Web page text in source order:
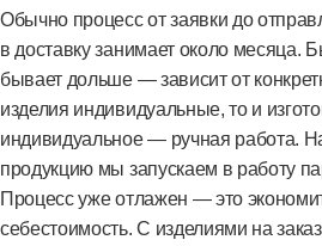
Обычно процесс от заявки до
в доставку занимает около месяца.
бывает дольше — зависит от
изделия индивидуальные, то и
индивидуальное — ручная работа.
продукцию мы запускаем в работу
Процесс уже отлажен — это
себестоимость. С изделиями на